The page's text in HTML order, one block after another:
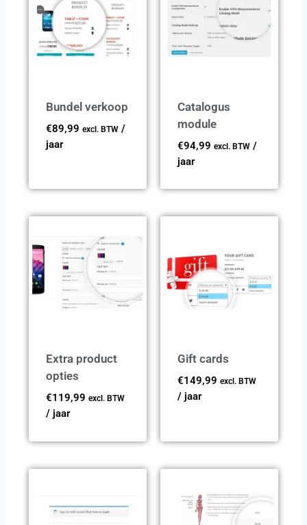
Bundel verkoop
€89,99 excl. BTW/
jaar
Catalogus
module
€94,99 excl. BTW/
jaar
Extra product
opties
€119,99 excl. BTW
/ jaar
Gift cards
€149,99 excl. BTW
/ jaar